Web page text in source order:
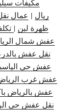
مكيفات
ريال | عمال
ظهرة لبن |
عفش شمال
نقل عفش
عفش حي
عفش غرب
عفش بالرياض
نقل عفش حي